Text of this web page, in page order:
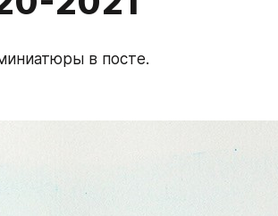
в посте.